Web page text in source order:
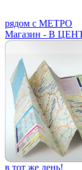
рядом с МЕТРО
Магазин - В
в тот же день!